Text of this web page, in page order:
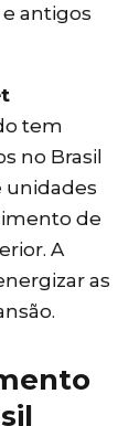
antigos
tem
no Brasil
unidades
de
A
as